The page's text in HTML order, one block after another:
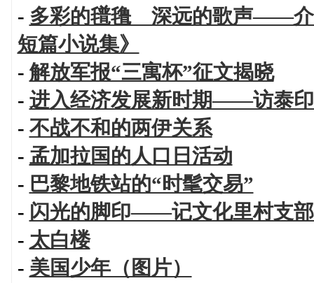
- 多彩的氆氇 深远的歌声——介
短篇小说集》
- 解放军报“三寓杯”征文揭晓
- 进入经济发展新时期——访泰
- 不战不和的两伊关系
- 孟加拉国的人口日活动
- 巴黎地铁站的“时髦交易”
- 闪光的脚印——记文化里村支
- 太白楼
- 美国少年（图片）